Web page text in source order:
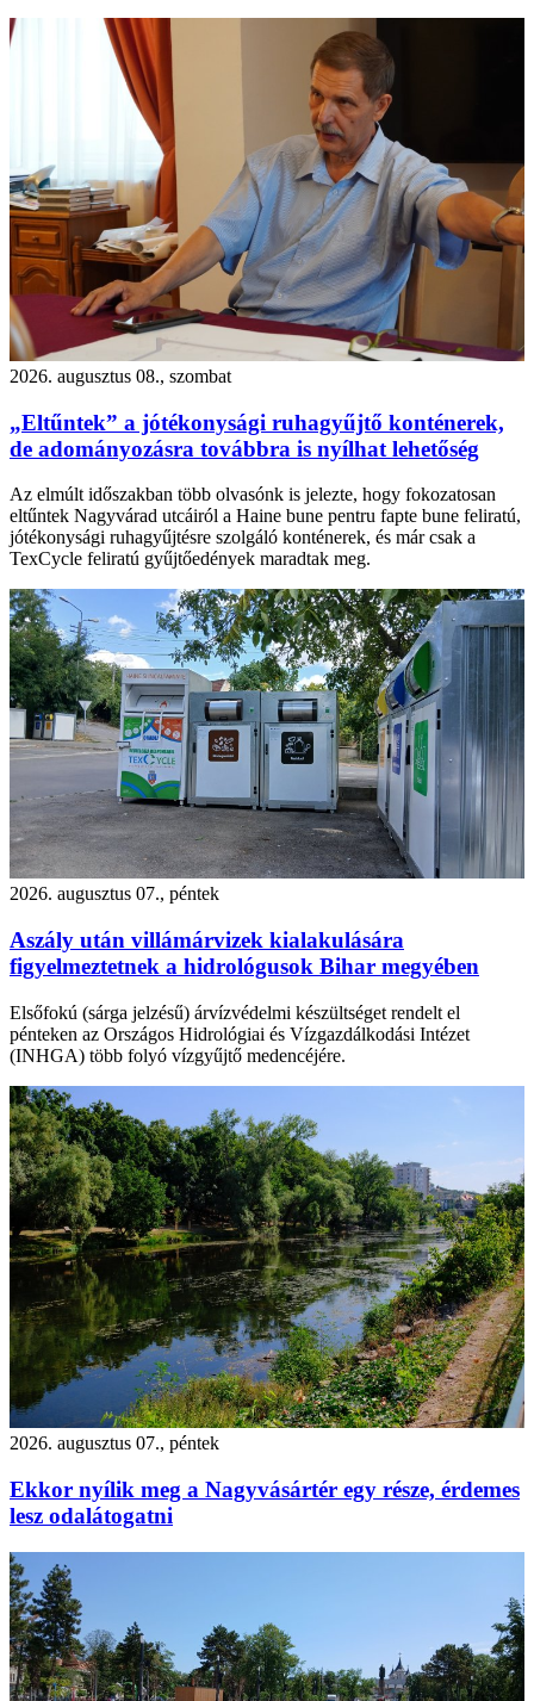
2026. augusztus 08., szombat
„Eltűntek” a jótékonysági ruhagyűjtő konténerek,
de adományozásra továbbra is nyílhat lehetőség
Az elmúlt időszakban több olvasónk is jelezte, hogy fokozatosan
eltűntek Nagyvárad utcáiról a Haine bune pentru fapte bune feliratú,
jótékonysági ruhagyűjtésre szolgáló konténerek, és már csak a
TexCycle feliratú gyűjtőedények maradtak meg.
2026. augusztus 07., péntek
Aszály után villámárvizek kialakulására
figyelmeztetnek a hidrológusok Bihar megyében
Elsőfokú (sárga jelzésű) árvízvédelmi készültséget rendelt el
pénteken az Országos Hidrológiai és Vízgazdálkodási Intézet
(INHGA) több folyó vízgyűjtő medencéjére.
2026. augusztus 07., péntek
Ekkor nyílik meg a Nagyvásártér egy része, érdemes
lesz odalátogatni